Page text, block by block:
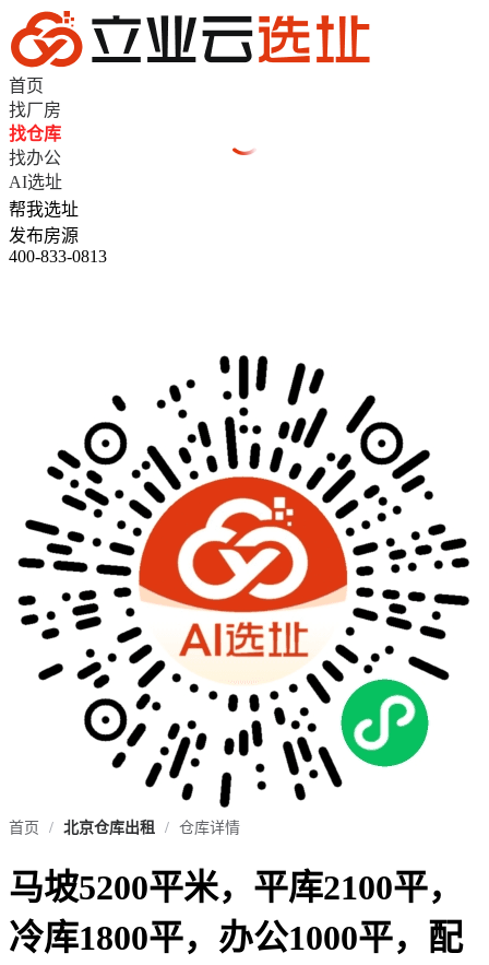
首页
找厂房
找仓库
找办公
AI选址
帮我选址
发布房源
400-833-0813
首页 / 北京仓库出租 / 仓库详情
马坡5200平米，平库2100平，
冷库1800平，办公1000平，配